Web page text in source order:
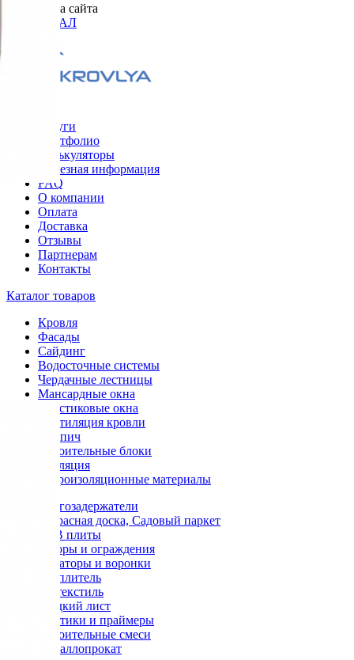
Разработка сайта
ОРИГИНАЛ
Услуги
Портфолио
Калькуляторы
Полезная информация
FAQ
О компании
Оплата
Доставка
Отзывы
Партнерам
Контакты
Каталог товаров
Кровля
Фасады
Сайдинг
Водосточные системы
Чердачные лестницы
Мансардные окна
Пластиковые окна
Вентиляция кровли
Кирпич
Строительные блоки
Изоляция
Гидроизоляционные материалы
Снегозадержатели
Террасная доска, Садовый паркет
OSB плиты
Заборы и ограждения
Аэраторы и воронки
Утеплитель
Геотекстиль
Гладкий лист
Мастики и праймеры
Строительные смеси
Металлопрокат